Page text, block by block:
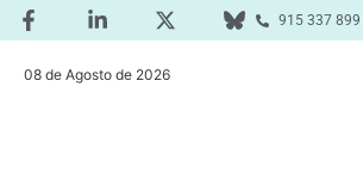
915 337 899
08 de Agosto de 2026